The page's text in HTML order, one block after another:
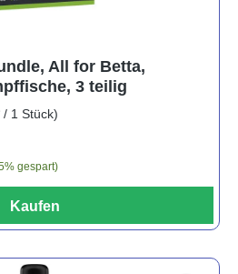
All for Betta,
3 teilig
/ 1 Stück)
gespart)
Kaufen